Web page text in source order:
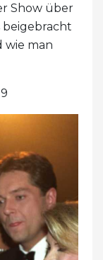
Show über
beigebracht
wie man